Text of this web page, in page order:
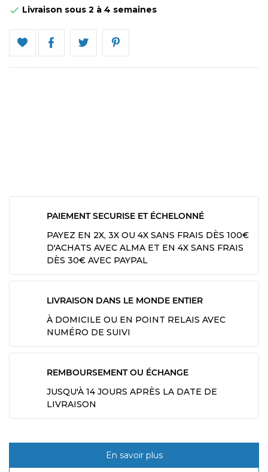
 Livraison sous 2 à 4 semaines
PAIEMENT SECURISE ET ÉCHELONNÉ
PAYEZ EN 2X, 3X OU 4X SANS FRAIS DÈS 100€
D'ACHATS AVEC ALMA ET EN 4X SANS FRAIS
DÈS 30€ AVEC PAYPAL
LIVRAISON DANS LE MONDE ENTIER
À DOMICILE OU EN POINT RELAIS AVEC
NUMÉRO DE SUIVI
REMBOURSEMENT OU ÉCHANGE
JUSQU'À 14 JOURS APRÈS LA DATE DE
LIVRAISON
En savoir plus